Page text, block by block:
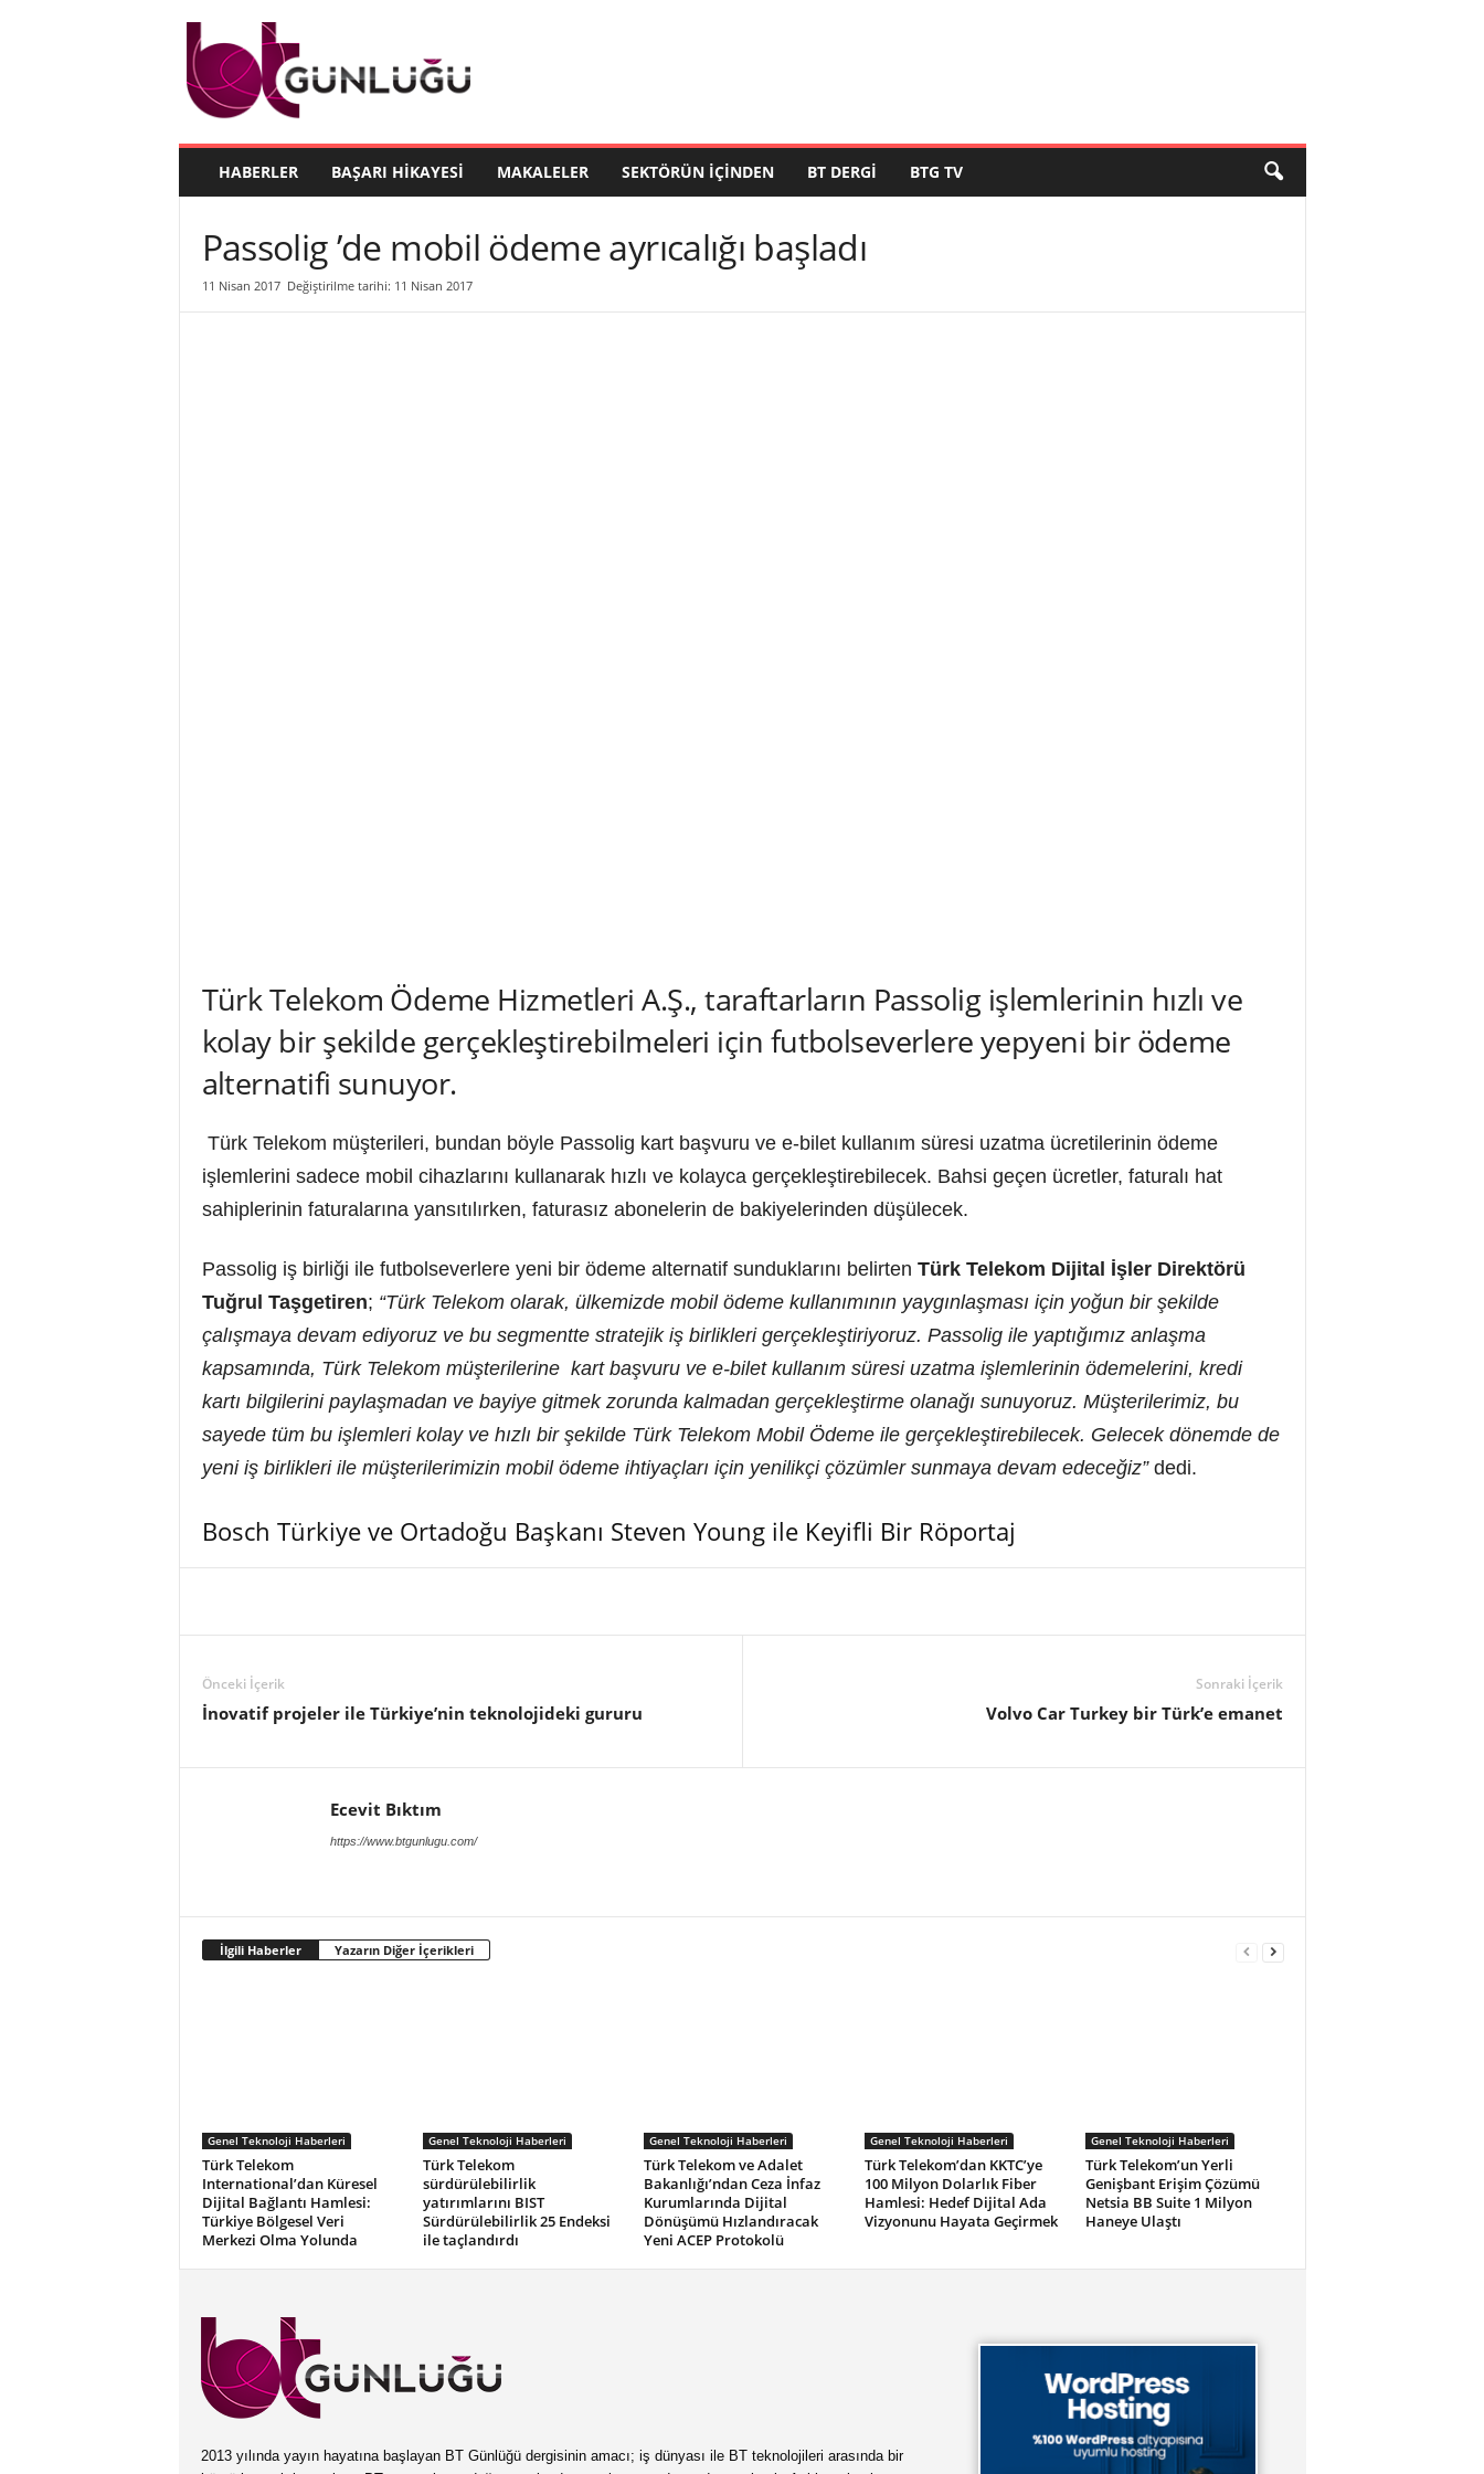
B
HABERLER BAŞARI HIKAYESI MAKALELER SEKTÖRÜN İÇINDEN BT DERGI BTG TV
Passolig ’de mobil ödeme ayrıcalığı başladı
11 Nisan 2017 Değiştirilme tarihi: 11 Nisan 2017
Türk Telekom Ödeme Hizmetleri A.Ş., taraftarların Passolig işlemlerinin hızlı ve
kolay bir şekilde gerçekleştirebilmeleri için futbolseverlere yepyeni bir ödeme
alternatifi sunuyor.
Türk Telekom müşterileri, bundan böyle Passolig kart başvuru ve e-bilet kullanım süresi uzatma ücretilerinin ödeme
işlemlerini sadece mobil cihazlarını kullanarak hızlı ve kolayca gerçekleştirebilecek. Bahsi geçen ücretler, faturalı hat
sahiplerinin faturalarına yansıtılırken, faturasız abonelerin de bakiyelerinden düşülecek.
Passolig iş birliği ile futbolseverlere yeni bir ödeme alternatif sunduklarını belirten Türk Telekom Dijital İşler Direktörü
Tuğrul Taşgetiren; “Türk Telekom olarak, ülkemizde mobil ödeme kullanımının yaygınlaşması için yoğun bir şekilde
çalışmaya devam ediyoruz ve bu segmentte stratejik iş birlikleri gerçekleştiriyoruz. Passolig ile yaptığımız anlaşma
kapsamında, Türk Telekom müşterilerine kart başvuru ve e-bilet kullanım süresi uzatma işlemlerinin ödemelerini, kredi
kartı bilgilerini paylaşmadan ve bayiye gitmek zorunda kalmadan gerçekleştirme olanağı sunuyoruz. Müşterilerimiz, bu
sayede tüm bu işlemleri kolay ve hızlı bir şekilde Türk Telekom Mobil Ödeme ile gerçekleştirebilecek. Gelecek dönemde de
yeni iş birlikleri ile müşterilerimizin mobil ödeme ihtiyaçları için yenilikçi çözümler sunmaya devam edeceğiz”dedi.
Bosch Türkiye ve Ortadoğu Başkanı Steven Young ile Keyifli Bir Röportaj
Önceki İçerik
İnovatif projeler ile Türkiye’nin teknolojideki gururu
Sonraki İçerik
Volvo Car Turkey bir Türk’e emanet
Ecevit Bıktım
https://www.btgunlugu.com/
İlgili Haberler Yazarın Diğer İçerikleri
Genel Teknoloji Haberleri
Türk Telekom
International’dan Küresel
Dijital Bağlantı Hamlesi:
Türkiye Bölgesel Veri
Merkezi Olma Yolunda
Genel Teknoloji Haberleri
Türk Telekom
sürdürülebilirlik
yatırımlarını BIST
Sürdürülebilirlik 25 Endeksi
ile taçlandırdı
Genel Teknoloji Haberleri
Türk Telekom ve Adalet
Bakanlığı’ndan Ceza İnfaz
Kurumlarında Dijital
Dönüşümü Hızlandıracak
Yeni ACEP Protokolü
Genel Teknoloji Haberleri
Türk Telekom’dan KKTC’ye
100 Milyon Dolarlık Fiber
Hamlesi: Hedef Dijital Ada
Vizyonunu Hayata Geçirmek
Genel Teknoloji Haberleri
Türk Telekom’un Yerli
Genişbant Erişim Çözümü
Netsia BB Suite 1 Milyon
Haneye Ulaştı
2013 yılında yayın hayatına başlayan BT Günlüğü dergisinin amacı; iş dünyası ile BT teknolojileri arasında bir